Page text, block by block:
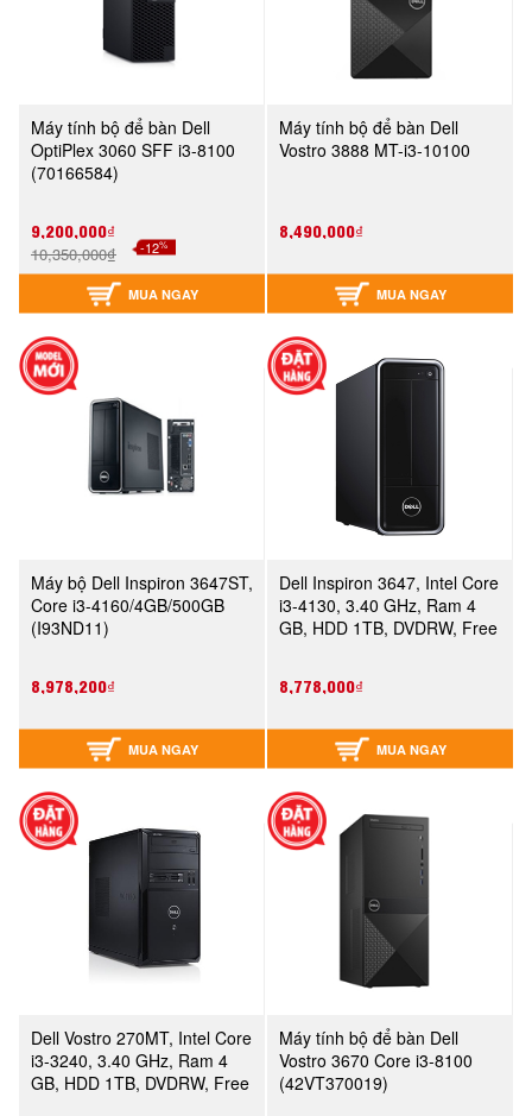
Máy tính bộ để bàn Dell
OptiPlex 3060 SFF i3-8100
(70166584)
9,200,000₫
10,350,000₫ -12%
MUA NGAY
Máy tính bộ để bàn Dell
Vostro 3888 MT-i3-10100
8,490,000₫
MUA NGAY
Máy bộ Dell Inspiron 3647ST,
Core i3-4160/4GB/500GB
(I93ND11)
8,978,200₫
MUA NGAY
Dell Inspiron 3647, Intel Core
i3-4130, 3.40 GHz, Ram 4
GB, HDD 1TB, DVDRW, Free
8,778,000₫
MUA NGAY
Dell Vostro 270MT, Intel Core
i3-3240, 3.40 GHz, Ram 4
GB, HDD 1TB, DVDRW, Free
Máy tính bộ để bàn Dell
Vostro 3670 Core i3-8100
(42VT370019)